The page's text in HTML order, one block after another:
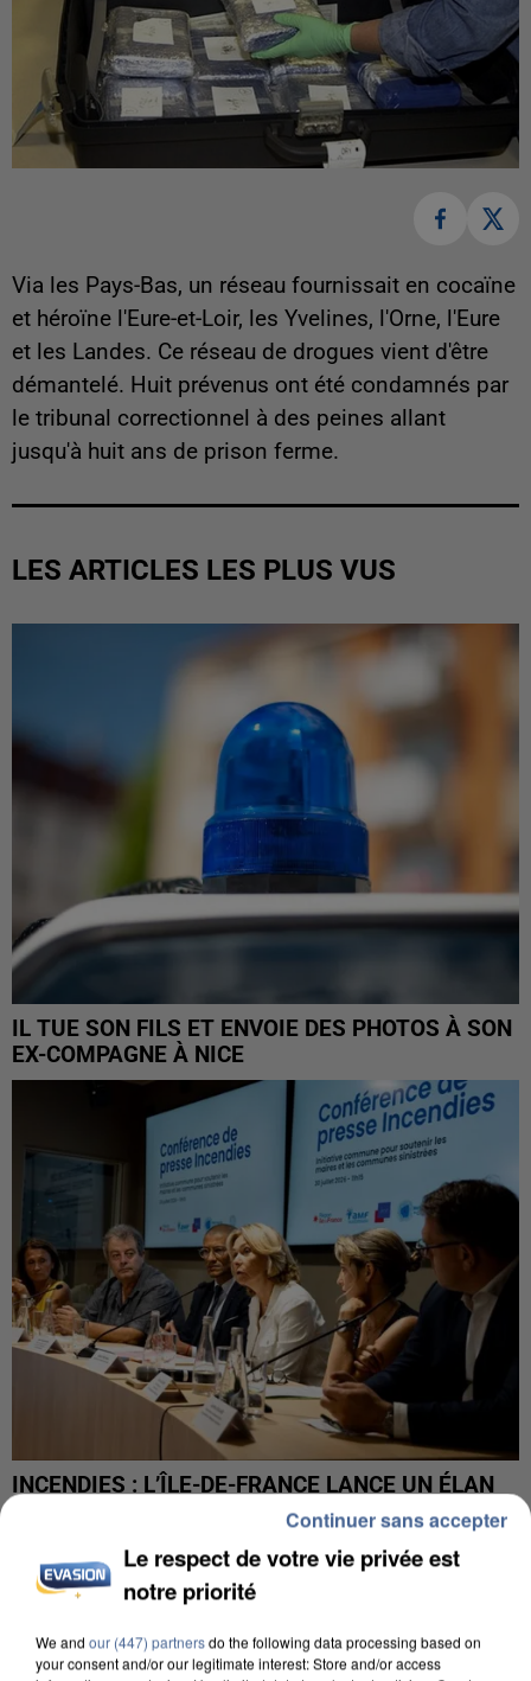
Via les Pays-Bas, un réseau fournissait en cocaïne
et héroïne l'Eure-et-Loir, les Yvelines, l'Orne, l'Eure
et les Landes. Ce réseau de drogues vient d'être
démantelé. Huit prévenus ont été condamnés par
le tribunal correctionnel à des peines allant
jusqu'à huit ans de prison ferme.
LES ARTICLES LES PLUS VUS
IL TUE SON FILS ET ENVOIE DES PHOTOS À SON
EX-COMPAGNE À NICE
INCENDIES : L’ÎLE-DE-FRANCE LANCE UN ÉLAN
DE SOLIDARITÉ AVEC LES...
Le respect de votre vie privée est
notre priorité
We and our (447) partnersdo the following data processing based on
your consent and/or our legitimate interest: Store and/or access
Continuer sans accepter